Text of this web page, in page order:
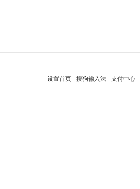
设置首页 - 搜狗输入法 - 支付中心 -